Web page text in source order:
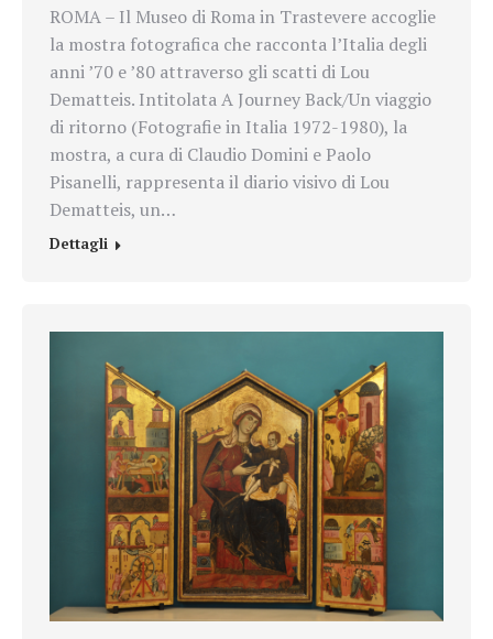
ROMA – Il Museo di Roma in Trastevere accoglie
la mostra fotografica che racconta l’Italia degli
anni ’70 e ’80 attraverso gli scatti di Lou
Dematteis. Intitolata A Journey Back/Un viaggio
di ritorno (Fotografie in Italia 1972-1980), la
mostra, a cura di Claudio Domini e Paolo
Pisanelli, rappresenta il diario visivo di Lou
Dematteis, un…
Dettagli